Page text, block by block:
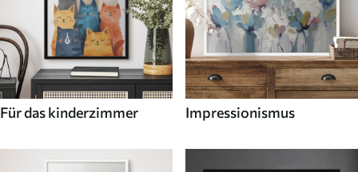
Für das kinderzimmer Impressionismus